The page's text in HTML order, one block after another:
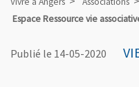
Espace Ressource vie
Publié le 14-05-2020